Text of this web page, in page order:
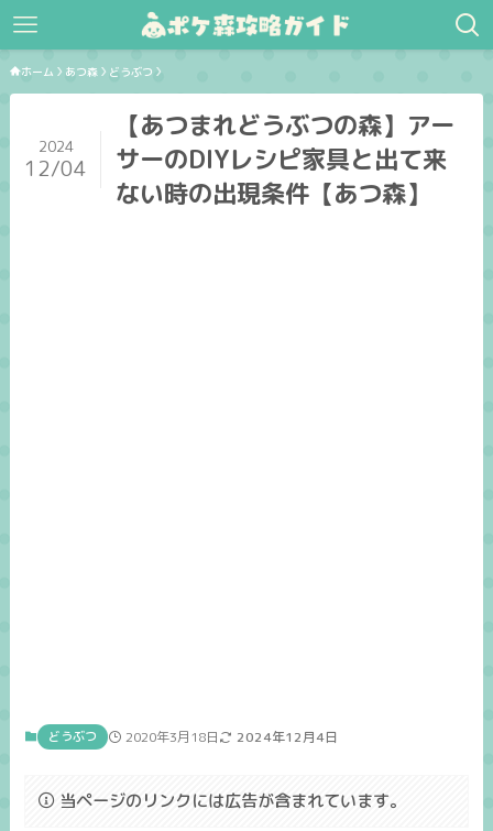
ホーム あつ森 どうぶつ
【あつまれどうぶつの森】アー
サーのDIYレシピ家具と出て来
ない時の出現条件【あつ森】
2024
12/04
どうぶつ 2020年3月18日 2024年12月4日
当ページのリンクには広告が含まれています。